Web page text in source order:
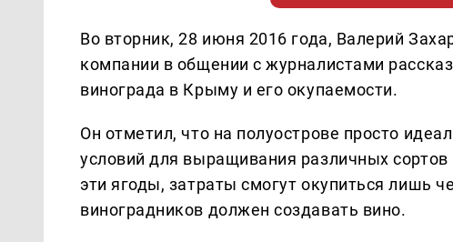
Во вторник, 28 июня 2016 года, Валерий
компании в общении с журналистами
винограда в Крыму и его окупаемости.
Он отметил, что на полуострове просто
условий для выращивания различных
эти ягоды, затраты смогут окупиться лишь
виноградников должен создавать вино.